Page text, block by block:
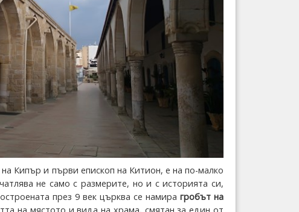
Кипър и първи епископ на Китион, е на по-малко
не само с размерите, но и с историята си,
през 9 век църква се намира гробът на